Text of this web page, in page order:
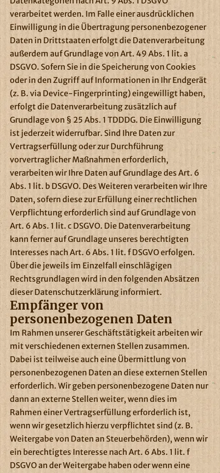
verarbeitet werden. Im Falle einer ausdrücklichen
Einwilligung in die Übertragung personenbezogener
Daten in Drittstaaten erfolgt die Datenverarbeitung
außerdem auf Grundlage von Art. 49 Abs. 1 lit. a
DSGVO. Sofern Sie in die Speicherung von Cookies
oder in den Zugriff auf Informationen in Ihr Endgerät
(z. B. via Device-Fingerprinting) eingewilligt haben,
erfolgt die Datenverarbeitung zusätzlich auf
Grundlage von § 25 Abs. 1 TDDDG. Die Einwilligung
ist jederzeit widerrufbar. Sind Ihre Daten zur
Vertragserfüllung oder zur Durchführung
vorvertraglicher Maßnahmen erforderlich,
verarbeiten wir Ihre Daten auf Grundlage des Art. 6
Abs. 1 lit. b DSGVO. Des Weiteren verarbeiten wir Ihre
Daten, sofern diese zur Erfüllung einer rechtlichen
Verpflichtung erforderlich sind auf Grundlage von
Art. 6 Abs. 1 lit. c DSGVO. Die Datenverarbeitung
kann ferner auf Grundlage unseres berechtigten
Interesses nach Art. 6 Abs. 1 lit. f DSGVO erfolgen.
Über die jeweils im Einzelfall einschlägigen
Rechtsgrundlagen wird in den folgenden Absätzen
dieser Datenschutzerklärung informiert.
Empfänger von
personenbezogenen Daten
Im Rahmen unserer Geschäftstätigkeit arbeiten wir
mit verschiedenen externen Stellen zusammen.
Dabei ist teilweise auch eine Übermittlung von
personenbezogenen Daten an diese externen Stellen
erforderlich. Wir geben personenbezogene Daten nur
dann an externe Stellen weiter, wenn dies im
Rahmen einer Vertragserfüllung erforderlich ist,
wenn wir gesetzlich hierzu verpflichtet sind (z. B.
Weitergabe von Daten an Steuerbehörden), wenn wir
ein berechtigtes Interesse nach Art. 6 Abs. 1 lit. f
DSGVO an der Weitergabe haben oder wenn eine